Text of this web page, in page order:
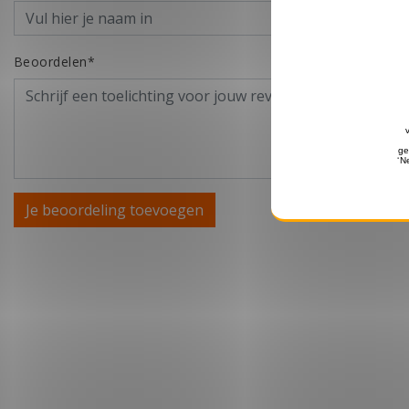
Beoordelen*
Je beoordeling toevoegen